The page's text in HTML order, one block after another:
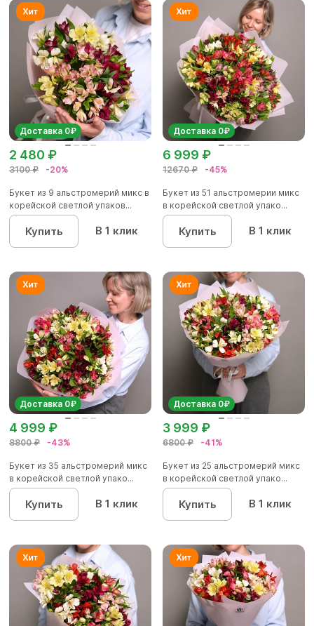
Доставка 0₽
3100 ₽ -20%
2 480 ₽
Букет из 9 альстромерий микс в
корейской светлой упаков...
Купить В 1 клик
Доставка 0₽
12670 ₽ -45%
6 999 ₽
Букет из 51 альстромерии микс
в корейской светлой упако...
Купить В 1 клик
Доставка 0₽
8800 ₽ -43%
4 999 ₽
Букет из 35 альстромерий микс
в корейской светлой упако...
Купить В 1 клик
Доставка 0₽
6800 ₽ -41%
3 999 ₽
Букет из 25 альстромерий микс
в корейской светлой упако...
Купить В 1 клик